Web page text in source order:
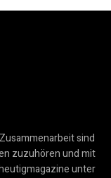
sind
zuzuhören und mit
unter